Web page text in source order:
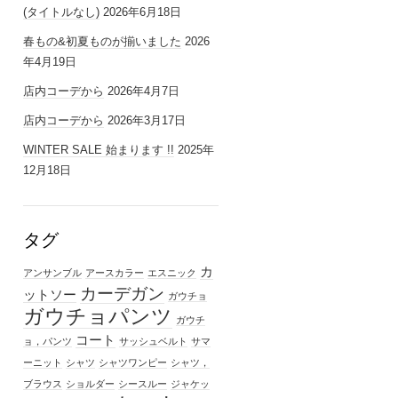
(タイトルなし) 2026年6月18日
春もの&初夏ものが揃いました 2026
年4月19日
店内コーデから 2026年4月7日
店内コーデから 2026年3月17日
WINTER SALE 始まります !! 2025年
12月18日
タグ
アンサンブル アースカラー エスニック
カ
ットソー カーデガン ガウチョ
ガウチョパンツ
ガウチ
ョ，パンツ コート サッシュベルト サマ
ーニット シャツ シャツワンピー シャツ，
ブラウス ショルダー シースルー ジャケッ